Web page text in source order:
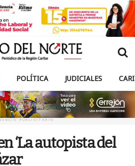
POLÍTICA JUDICIALES
PUBLICITARIO
‘La autopista del